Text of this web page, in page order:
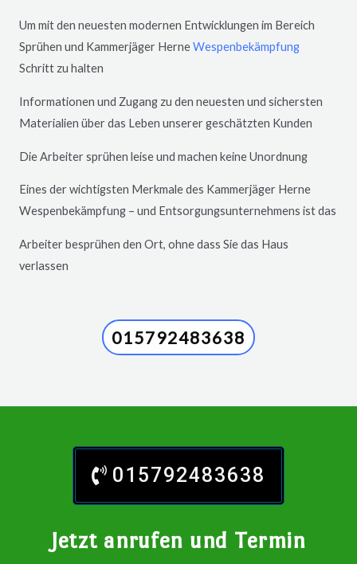
Um mit den neuesten modernen Entwicklungen im Bereich
Sprühen und Kammerjäger HerneWespenbekämpfung
Schritt zu halten
Informationen und Zugang zu den neuesten und sichersten
Materialien über das Leben unserer geschätzten Kunden
Die Arbeiter sprühen leise und machen keine Unordnung
Eines der wichtigsten Merkmale des Kammerjäger Herne
Wespenbekämpfung – und Entsorgungsunternehmens ist das
Arbeiter besprühen den Ort, ohne dass Sie das Haus
verlassen
015792483638
015792483638
Jetzt anrufen und Termin